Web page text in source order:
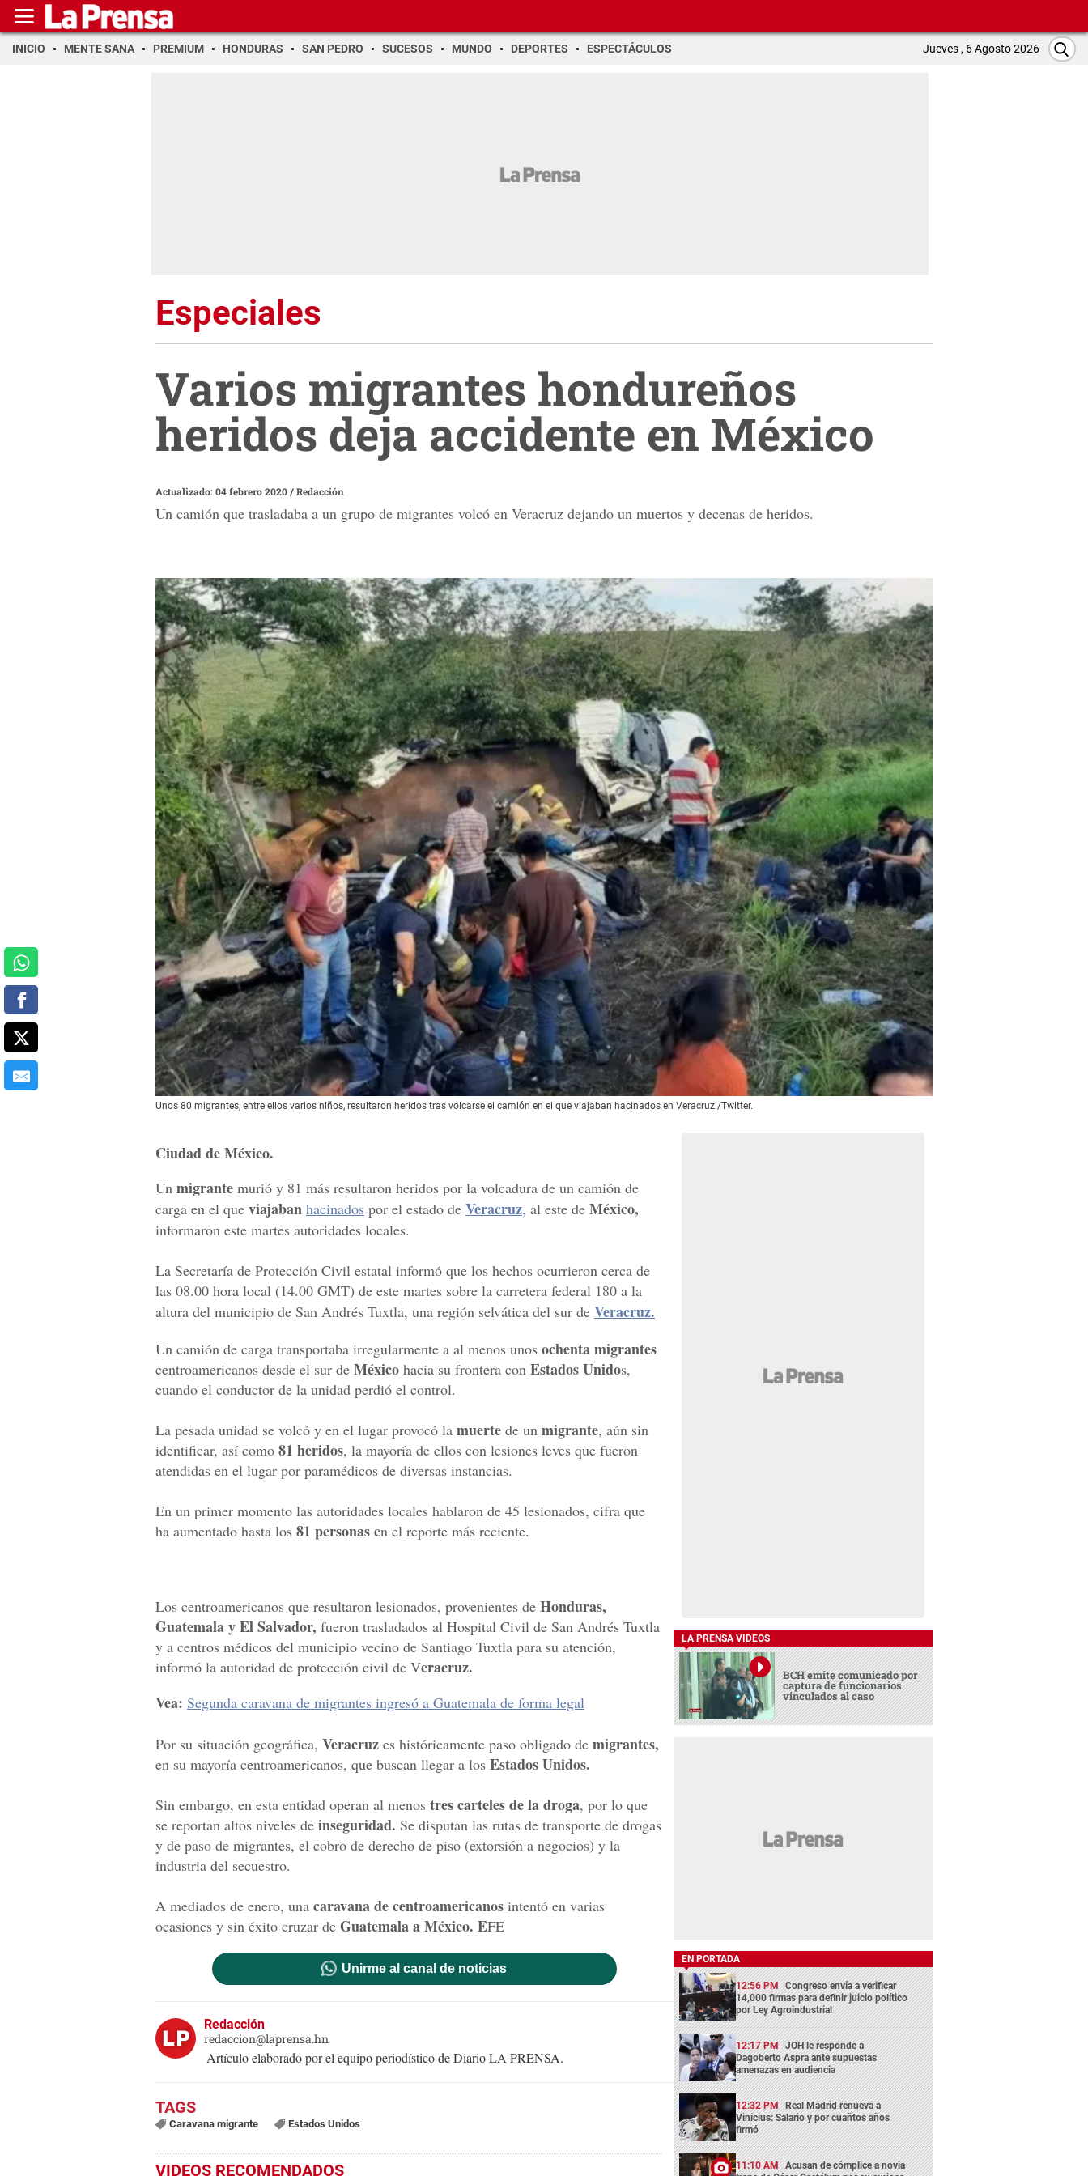
INICIO MENTE SANA PREMIUM HONDURAS SAN PEDRO SUCESOS MUNDO DEPORTES ESPECTÁCULOS Jueves , 6 Agosto 2026
Especiales
Varios migrantes hondureños
heridos deja accidente en México
Actualizado: 04 febrero 2020/Redacción
Un camión que trasladaba a un grupo de migrantes volcó en Veracruz dejando un muertos y decenas de heridos.
Unos 80 migrantes, entre ellos varios niños, resultaron heridos tras volcarse el camión en el que viajaban hacinados en Veracruz./Twitter.
Ciudad de México.
Un migrante murió y 81 más resultaron heridos por la volcadura de un camión de
carga en el que viajaban hacinados por el estado de Veracruz, al este de México,
informaron este martes autoridades locales.
La Secretaría de Protección Civil estatal informó que los hechos ocurrieron cerca de
las 08.00 hora local (14.00 GMT) de este martes sobre la carretera federal 180 a la
altura del municipio de San Andrés Tuxtla, una región selvática del sur de Veracruz.
Un camión de carga transportaba irregularmente a al menos unos ochenta migrantes
centroamericanos desde el sur de México hacia su frontera con Estados Unidos,
cuando el conductor de la unidad perdió el control.
La pesada unidad se volcó y en el lugar provocó la muerte de un migrante, aún sin
identificar, así como 81 heridos, la mayoría de ellos con lesiones leves que fueron
atendidas en el lugar por paramédicos de diversas instancias.
En un primer momento las autoridades locales hablaron de 45 lesionados, cifra que
ha aumentado hasta los 81 personas en el reporte más reciente.
Los centroamericanos que resultaron lesionados, provenientes de Honduras,
Guatemala y El Salvador, fueron trasladados al Hospital Civil de San Andrés Tuxtla
y a centros médicos del municipio vecino de Santiago Tuxtla para su atención,
informó la autoridad de protección civil de Veracruz.
Vea: Segunda caravana de migrantes ingresó a Guatemala de forma legal
Por su situación geográfica, Veracruz es históricamente paso obligado de migrantes,
en su mayoría centroamericanos, que buscan llegar a los Estados Unidos.
Sin embargo, en esta entidad operan al menos tres carteles de la droga, por lo que
se reportan altos niveles de inseguridad. Se disputan las rutas de transporte de drogas
y de paso de migrantes, el cobro de derecho de piso (extorsión a negocios) y la
industria del secuestro.
A mediados de enero, una caravana de centroamericanos intentó en varias
ocasiones y sin éxito cruzar de Guatemala a México. EFE
Unirme al canal de noticias
Redacción
redaccion@laprensa.hn
Artículo elaborado por el equipo periodístico de Diario LA PRENSA.
Caravana migrante Estados Unidos
VIDEOS RECOMENDADOS
LA PRENSA VIDEOS
BCH emite comunicado por
captura de funcionarios
vinculados al caso
EN PORTADA
12:56 PM Congreso envía a verificar
14,000 firmas para definir juicio político
por Ley Agroindustrial
12:17 PM JOH le responde a
Dagoberto Aspra ante supuestas
amenazas en audiencia
12:32 PM Real Madrid renueva a
Vinicius: Salario y por cuañtos años
firmó
11:10 AM Acusan de cómplice a novia